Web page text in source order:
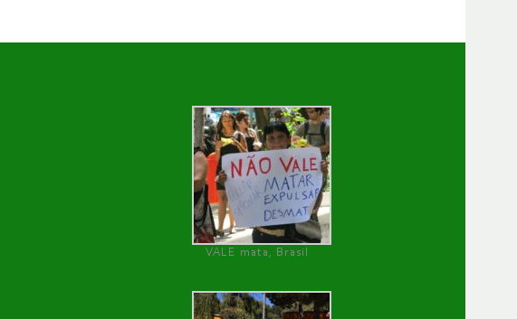
VALE mata, Brasil